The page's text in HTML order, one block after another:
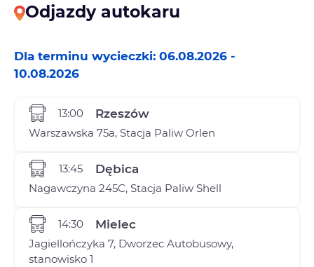
Odjazdy autokaru
Dla terminu wycieczki: 06.08.2026 -
10.08.2026
13:00 Rzeszów
Warszawska 75a, Stacja Paliw Orlen
13:45 Dębica
Nagawczyna 245C, Stacja Paliw Shell
14:30 Mielec
Jagiellończyka 7, Dworzec Autobusowy,
stanowisko 1